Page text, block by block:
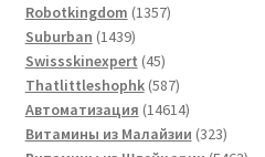
товаров
Robotkingdom 13571357
Suburban 14391439
товаров
Swissskinexpert 4545
товаров
Thatlittleshophk 587587
товаров
Автоматизация 1461414614
товаров
Витамины из Малайзии 323323